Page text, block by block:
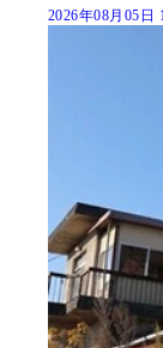
2026年08月05日